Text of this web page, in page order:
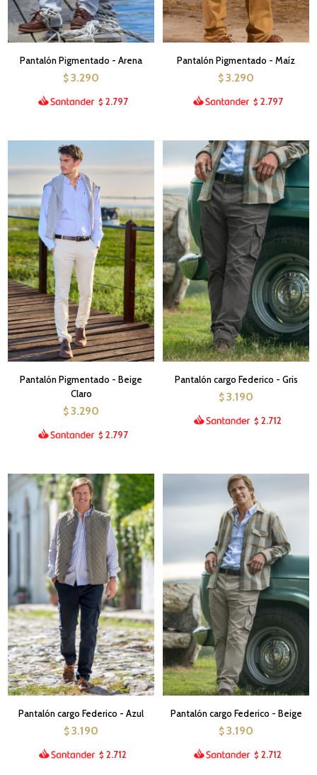
Pantalón Pigmentado - Arena
$ 3.290
$ 2.797
Pantalón Pigmentado - Maíz
$ 3.290
$ 2.797
Pantalón Pigmentado - Beige
Claro
$ 3.290
$ 2.797
Pantalón cargo Federico - Gris
$ 3.190
$ 2.712
Pantalón cargo Federico - Azul
$ 3.190
$ 2.712
Pantalón cargo Federico - Beige
$ 3.190
$ 2.712